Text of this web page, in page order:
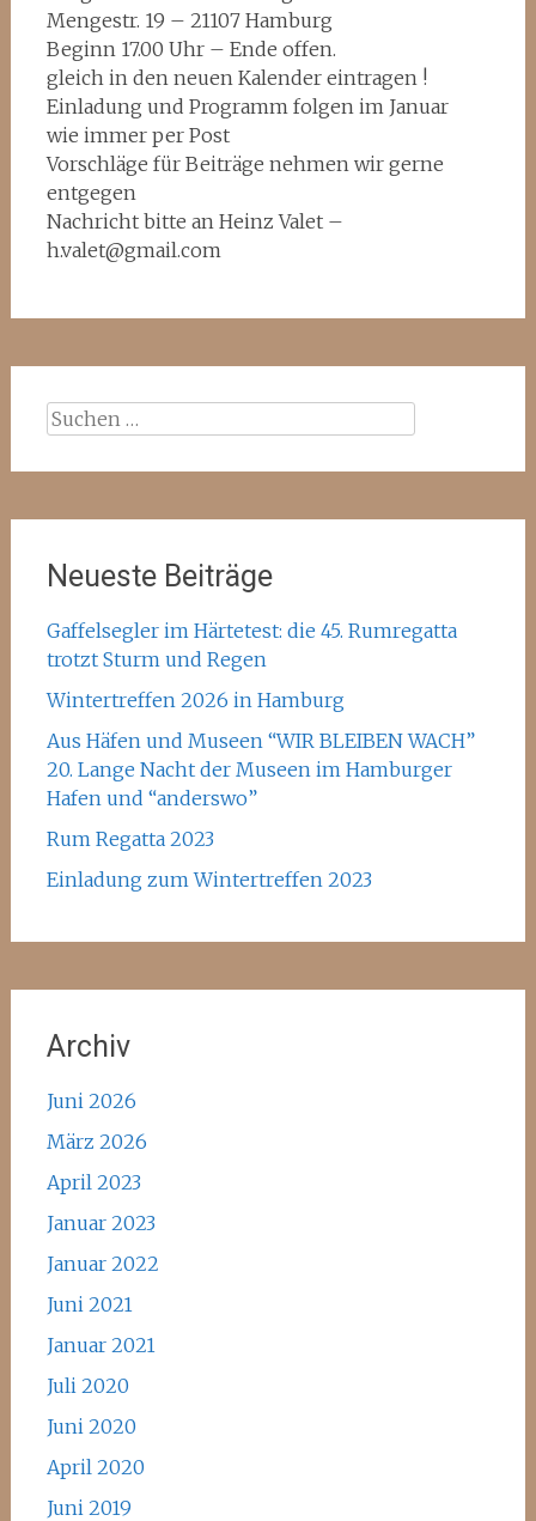
Mengestr. 19 – 21107 Hamburg
Beginn 17.00 Uhr – Ende offen.
gleich in den neuen Kalender eintragen !
Einladung und Programm folgen im Januar
wie immer per Post
Vorschläge für Beiträge nehmen wir gerne
entgegen
Nachricht bitte an Heinz Valet –
h.valet@gmail.com
Suchen
Neueste Beiträge
Gaffelsegler im Härtetest: die 45. Rumregatta
trotzt Sturm und Regen
Wintertreffen 2026 in Hamburg
Aus Häfen und Museen “WIR BLEIBEN WACH”
20. Lange Nacht der Museen im Hamburger
Hafen und “anderswo”
Rum Regatta 2023
Einladung zum Wintertreffen 2023
Archiv
Juni 2026
März 2026
April 2023
Januar 2023
Januar 2022
Juni 2021
Januar 2021
Juli 2020
Juni 2020
April 2020
Juni 2019